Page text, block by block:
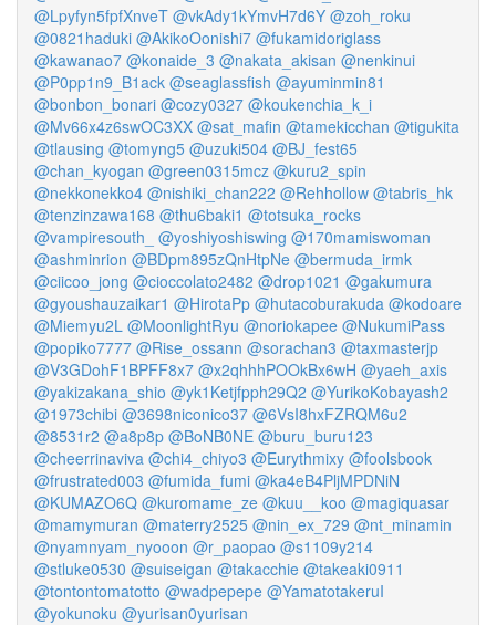
@Lpyfyn5fpfXnveT @vkAdy1kYmvH7d6Y @zoh_roku
@0821haduki @AkikoOonishi7 @fukamidoriglass
@kawanao7 @konaide_3 @nakata_akisan @nenkinui
@P0pp1n9_B1ack @seaglassfish @ayuminmin81
@bonbon_bonari @cozy0327 @koukenchia_k_i
@Mv66x4z6swOC3XX @sat_mafin @tamekicchan @tigukita
@tlausing @tomyng5 @uzuki504 @BJ_fest65
@chan_kyogan @green0315mcz @kuru2_spin
@nekkonekko4 @nishiki_chan222 @Rehhollow @tabris_hk
@tenzinzawa168 @thu6baki1 @totsuka_rocks
@vampiresouth_
@yoshiyoshiswing @170mamiswoman
@ashminrion @BDpm895zQnHtpNe @bermuda_irmk
@ciicoo_jong @cioccolato2482 @drop1021 @gakumura
@gyoushauzaikar1 @HirotaPp @hutacoburakuda @kodoare
@Miemyu2L @MoonlightRyu @noriokapee @NukumiPass
@popiko7777 @Rise_ossann @sorachan3 @taxmasterjp
@V3GDohF1BPFF8x7 @x2qhhhPOOkBx6wH @yaeh_axis
@yakizakana_shio @yk1Ketjfpph29Q2 @YurikoKobayash2
@1973chibi @3698niconico37 @6VsI8hxFZRQM6u2
@8531r2 @a8p8p @BoNB0NE @buru_buru123
@cheerrinaviva @chi4_chiyo3 @Eurythmixy @foolsbook
@frustrated003 @fumida_fumi @ka4eB4PljMPDNiN
@KUMAZO6Q @kuromame_ze @kuu__koo @magiquasar
@mamymuran @materry2525 @nin_ex_729 @nt_minamin
@nyamnyam_nyooon @r_paopao @s1109y214
@stluke0530 @suiseigan @takacchie @takeaki0911
@tontontomatotto @wadpepepe @YamatotakeruI
@yokunoku @yurisan0yurisan